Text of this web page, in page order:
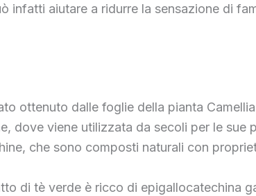
infatti aiutare a ridurre la sensazione di
ottenuto dalle foglie della pianta
dove viene utilizzata da secoli per le
che sono composti naturali con
di tè verde è ricco di epigallocatechina